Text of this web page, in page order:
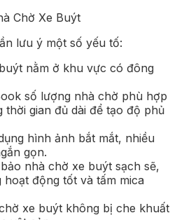
Chờ Xe Buýt
lưu ý một số yếu tố:
nằm ở khu vực có đông
số lượng nhà chờ phù hợp
gian đủ dài để tạo độ phủ
hình ảnh bắt mắt, nhiều
gọn.
nhà chờ xe buýt sạch sẽ,
động tốt và tấm mica
xe buýt không bị che khuất